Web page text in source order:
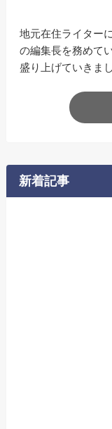
地元在住ライター
の編集長を務めて
盛り上げていきま
新着記事